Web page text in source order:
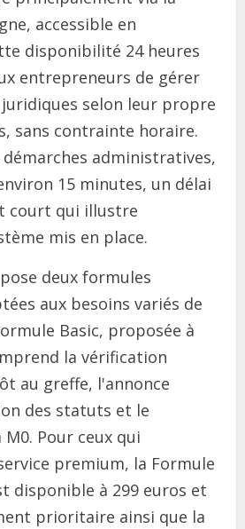
accessible en
disponibilité 24 heures
entrepreneurs de gérer
selon leur propre
sans contrainte horaire.
administratives,
15 minutes, un délai
court qui illustre
mis en place.
deux formules
aux besoins variés de
Basic, proposée à
la vérification
au greffe, l'annonce
des statuts et le
Pour ceux qui
premium, la Formule
disponible à 299 euros et
prioritaire ainsi que la